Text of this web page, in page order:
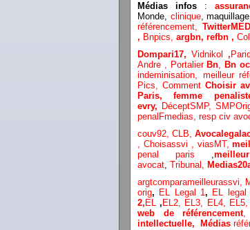
Médias infos :
Monde, clinique,
référencement,
, Bnpics, argbn, refbn ,
Dompari17,Vidnikol,
Andre , Portalier Bn, Bn oc
indeminisation, meilleur
Pics, Comment Choisir
Paris,femme
evry, DéceptSMP, SMP
penalFmedias, resp civ
couv92, CLB,
, Choisassvi , viasMT,
penal paris
,
avocat, Tribunal,
argtcomparameilleurassvi,
orig, EL Legal 1, EL legal
2, EL , EL2, EL3, EL4, EL5,
web de référencement,
intellectuelle, Médias